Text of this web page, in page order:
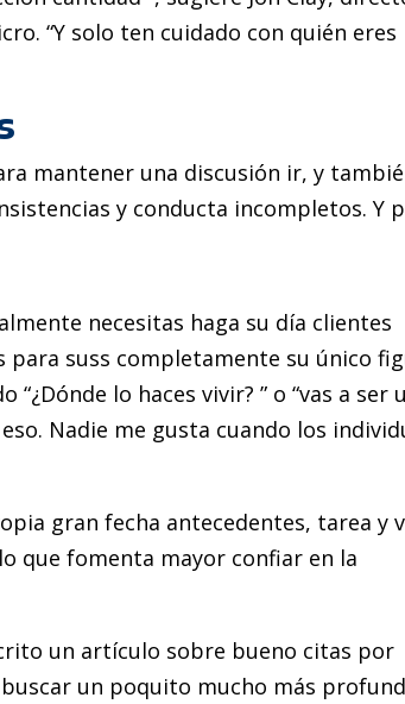
“Y solo ten cuidado con quién eres
mantener una discusión ir, y
y conducta incompletos. Y
necesitas haga su día clientes
suss completamente su único
lo haces vivir? ” o “vas a ser
Nadie me gusta cuando los
gran fecha antecedentes, tarea y
que fomenta mayor confiar en la
un artículo sobre bueno citas por
un poquito mucho más